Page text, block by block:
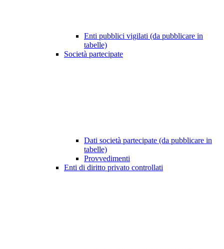
Enti pubblici vigilati (da pubblicare in
tabelle)
Società partecipate
Dati società partecipate (da pubblicare in
tabelle)
Provvedimenti
Enti di diritto privato controllati